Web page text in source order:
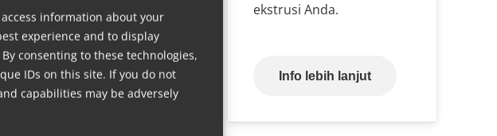
information about your
experience and to display
consenting to these technologies,
IDs on this site. If you do not
capabilities may be adversely
dengan mudah.
Info lebih lanjut
ekstrusi Anda.
Info lebih lanjut